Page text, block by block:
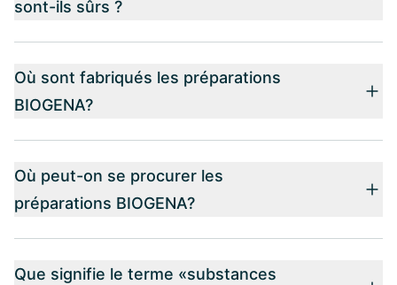
sont-ils sûrs ?
Où sont fabriqués les préparations
BIOGENA?
Où peut-on se procurer les
préparations BIOGENA?
Que signifie le terme «substances